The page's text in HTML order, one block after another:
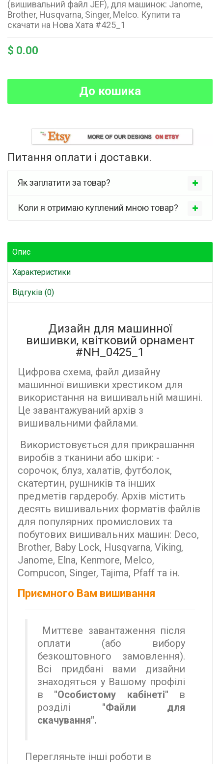
(вишивальний файл JEF), для машинок: Janome,
Brother, Husqvarna, Singer, Melco. Купити та
скачати на Нова Хата #425_1
$ 0.00
До кошика
Питання оплати і доставки.
Як заплатити за товар?
Коли я отримаю куплений мною товар?
Опис
Характеристики
Відгуків (0)
Дизайн для машинної
вишивки, квітковий орнамент
#NH_0425_1
Цифрова схема, файл дизайну
машинної вишивки хрестиком для
використання на вишивальній машині.
Це завантажуваний архів з
вишивальними файлами.
Використовується для прикрашання
виробів з тканини або шкіри: -
сорочок, блуз, халатів, футболок,
скатертин, рушників та інших
предметів гардеробу. Архів містить
десять вишивальних форматів файлів
для популярних промислових та
побутових вишивальних машин: Deco,
Brother, Baby Lock, Husqvarna, Viking,
Janome, Elna, Kenmore, Melco,
Compucon, Singer, Tajima, Pfaff та ін.
Приємного Вам вишивання
Миттєве завантаження після
оплати (або вибору
безкоштовного замовлення).
Всі придбані вами дизайни
знаходяться у Вашому профілі
в "Особистому кабінеті" в
розділі "Файли для
скачування".
Перегляньте інші роботи в